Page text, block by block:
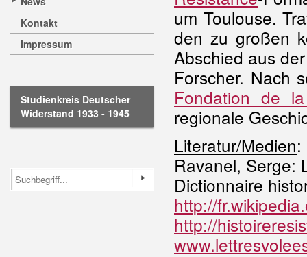
Kontakt
Impressum
Studienkreis Deutscher
Widerstand 1933 - 1945
um Toulouse.
den zu großen
Abschied aus
Forscher. Nach
Fondation de
regionale
Literatur/Medien:
Ravanel, Serge:
Dictionnaire
http://
http://